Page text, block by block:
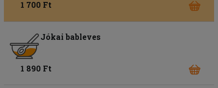
1 700 Ft
Jókai bableves
1 890 Ft